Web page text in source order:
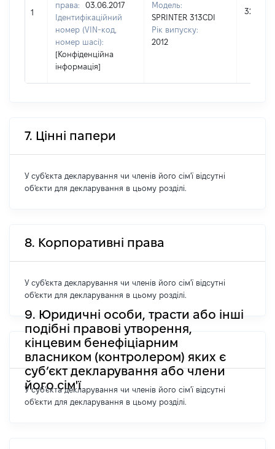
1
права:
03.06.2017
Ідентифікаційний
номер (VIN-код,
номер шасі):
[Конфіденційна
інформація]
Модель:
SPRINTER 313CDI
Рік випуску:
2012
32000
7. Цінні папери
У суб'єкта декларування чи членів його сім'ї відсутні
об'єкти для декларування в цьому розділі.
8. Корпоративні права
У суб'єкта декларування чи членів його сім'ї відсутні
об'єкти для декларування в цьому розділі.
9. Юридичні особи, трасти або інші
подібні правові утворення,
кінцевим бенефіціарним
власником (контролером) яких є
суб’єкт декларування або члени
його сім'ї
У суб'єкта декларування чи членів його сім'ї відсутні
об'єкти для декларування в цьому розділі.